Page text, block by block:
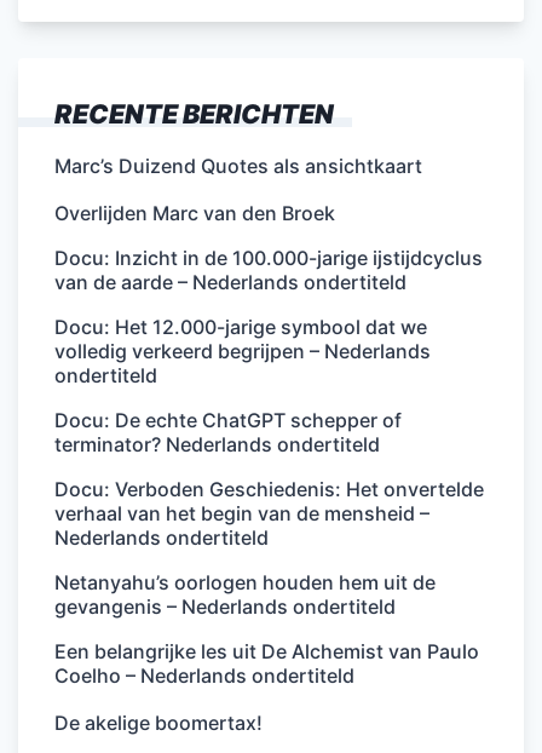
RECENTE BERICHTEN
Marc’s Duizend Quotes als ansichtkaart
Overlijden Marc van den Broek
Docu: Inzicht in de 100.000-jarige ijstijdcyclus
van de aarde – Nederlands ondertiteld
Docu: Het 12.000-jarige symbool dat we
volledig verkeerd begrijpen – Nederlands
ondertiteld
Docu: De echte ChatGPT schepper of
terminator? Nederlands ondertiteld
Docu: Verboden Geschiedenis: Het onvertelde
verhaal van het begin van de mensheid –
Nederlands ondertiteld
Netanyahu’s oorlogen houden hem uit de
gevangenis – Nederlands ondertiteld
Een belangrijke les uit De Alchemist van Paulo
Coelho – Nederlands ondertiteld
De akelige boomertax!